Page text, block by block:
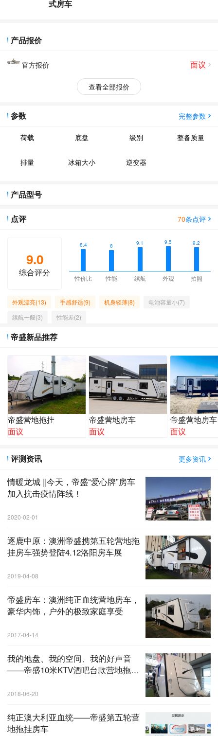
式房车
产品报价
面议
官方报价
查看全部报价
完整参数
参数
荷载 底盘 级别 整备质量
排量 冰箱大小 逆变器
产品型号
70条点评
点评
9.0
综合评分
8.4
性价比
8
性能
9.1
续航
9.5
外观
9.2
拍照
外观漂亮(13) 手感舒适(9) 机身轻薄(8)
电池容量小(7)
续航一般(3)
性能差(2)
帝盛新品推荐
帝盛营地拖挂
面议
帝盛营地房车
面议
帝盛营地房车
面议
更多资讯
评测资讯
情暖龙城 ||今天，帝盛“爱心牌”房车
加入抗击疫情阵线！
2020-02-01
逐鹿中原：澳洲帝盛携第五轮营地拖
挂房车强势登陆4.12洛阳房车展
2019-04-08
帝盛房车：澳洲纯正血统营地房车，
豪华内饰，户外的极致家庭享受
2017-04-14
我的地盘、我的空间、我的好声音
——帝盛10米KTV酒吧台款营地拖挂
2018-06-20
纯正澳大利亚血统——帝盛第五轮营
地拖挂房车